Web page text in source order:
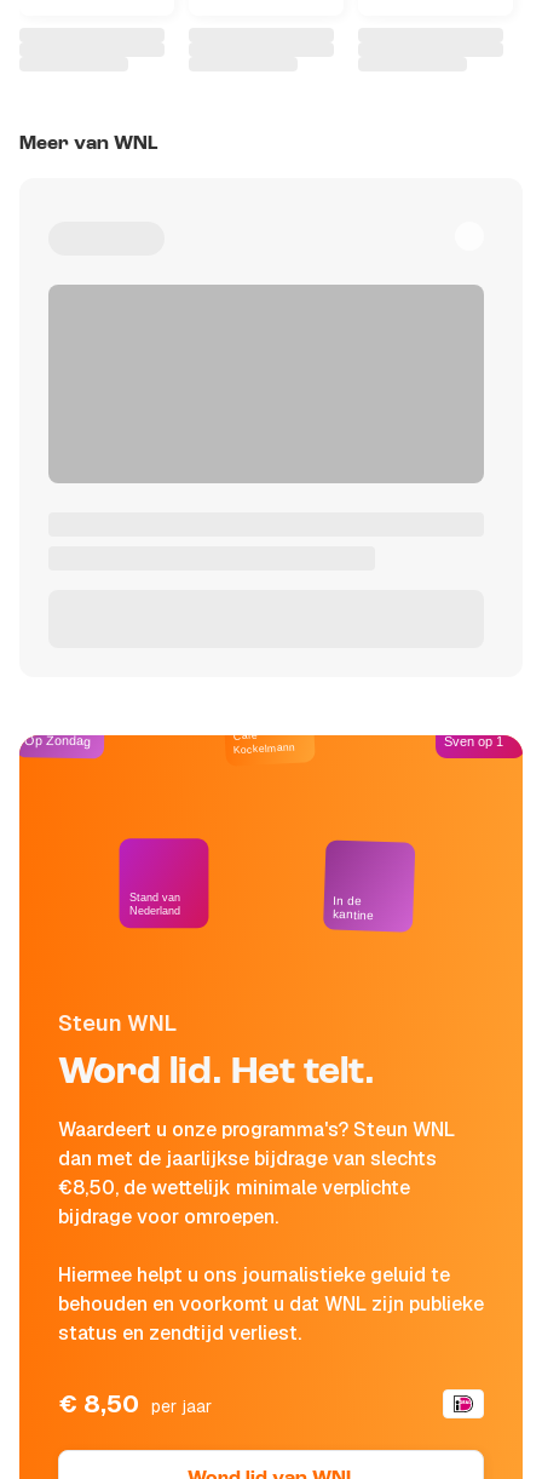
Meer van WNL
Steun WNL
Word lid. Het telt.
Waardeert u onze programma's? Steun WNL
dan met de jaarlijkse bijdrage van slechts
€8,50, de wettelijk minimale verplichte
bijdrage voor omroepen.
Hiermee helpt u ons journalistieke geluid te
behouden en voorkomt u dat WNL zijn publieke
status en zendtijd verliest.
€ 8,50 per jaar
Op Zondag
Stand van
Nederland
Café
Kockelmann
In de
kantine
Sven op 1